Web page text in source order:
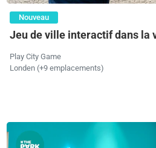
Nouveau
Jeu de ville interactif dans la
Play City Game
Londen (+9 emplacements)